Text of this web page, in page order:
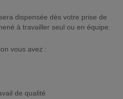
dispensée dès votre prise de
à travailler seul ou en équipe.
vous avez :
de qualité